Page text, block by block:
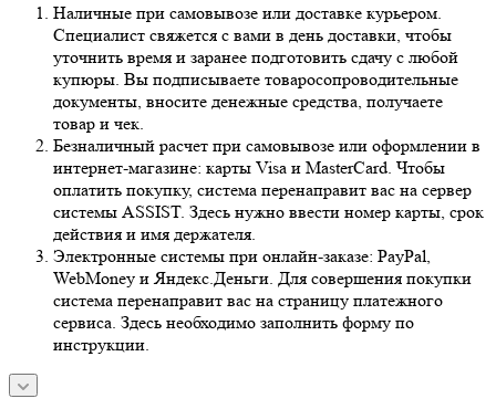
Наличные при самовывозе или доставке курьером.
Специалист свяжется с вами в день доставки, чтобы
уточнить время и заранее подготовить сдачу с любой
купюры. Вы подписываете товаросопроводительные
документы, вносите денежные средства, получаете
товар и чек.
Безналичный расчет при самовывозе или оформлении в
интернет-магазине: карты Visa и MasterCard. Чтобы
оплатить покупку, система перенаправит вас на сервер
системы ASSIST. Здесь нужно ввести номер карты, срок
действия и имя держателя.
Электронные системы при онлайн-заказе: PayPal,
WebMoney и Яндекс.Деньги. Для совершения покупки
система перенаправит вас на страницу платежного
сервиса. Здесь необходимо заполнить форму по
инструкции.